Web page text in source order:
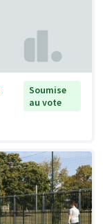
Soumise
au vote